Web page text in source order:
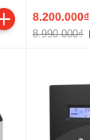
8.200.000₫
8.990.000₫